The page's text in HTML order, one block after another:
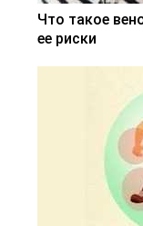
Что такое
ее риски